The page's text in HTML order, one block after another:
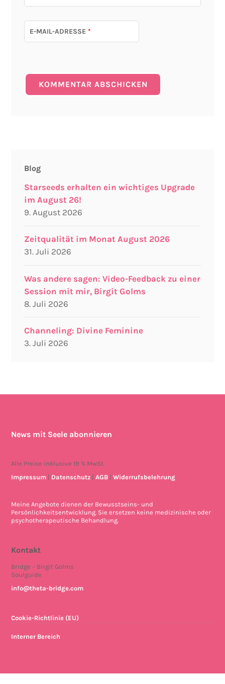
E-MAIL-ADRESSE *
Blog
Starseeds erhalten ein wichtiges Upgrade
im August 26!
9. August 2026
Zeitqualität im Monat August 2026
31. Juli 2026
Was andere sagen: Video-Feedback zu einer
Session mit mir, Birgit Golms
8. Juli 2026
Channeling: Divine Feminine
3. Juli 2026
News mit Seele abonnieren
Alle Preise inklusive 19 % MwSt.
Impressum | Datenschutz |AGB |Widerrufsbelehrung
Meine Angebote dienen der Bewusstseins- und
Persönlichkeitsentwicklung. Sie ersetzen keine medizinische oder
psychotherapeutische Behandlung.
Kontakt
Bridge – Birgit Golms
Soulguide
info@theta-bridge.com
Cookie-Richtlinie (EU)
Interner Bereich